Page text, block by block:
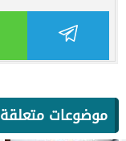
موضوعات متعلقة